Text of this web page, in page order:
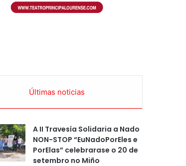
Últimas noticias
A II Travesía Solidaria a Nado
NON-STOP “EuNadoPorEles e
PorElas” celebrarase o 20 de
setembro no Miño